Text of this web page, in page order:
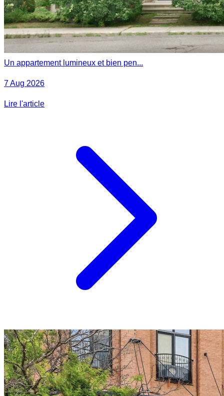
Un appartement lumineux et bien pen...
7 Aug 2026
Lire l'article